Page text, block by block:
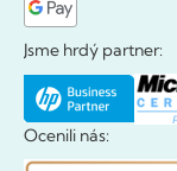
Jsme hrdý partner:
Ocenili nás: